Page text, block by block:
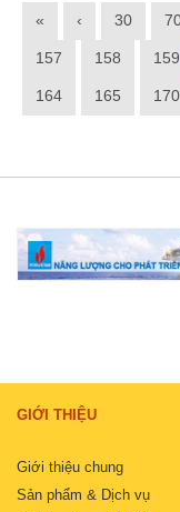
« ‹ 30
157 158 159
164 165 170
GIỚI THIỆU
Giới thiệu chung
Sản phẩm & Dịch vụ